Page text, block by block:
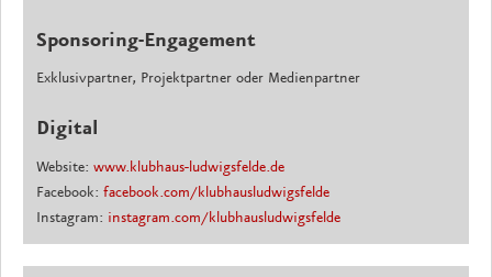
Sponsoring-Engagement
Exklusivpartner, Projektpartner oder Medienpartner
Digital
Website: www.klubhaus-ludwigsfelde.de
Facebook: facebook.com/klubhausludwigsfelde
Instagram: instagram.com/klubhausludwigsfelde